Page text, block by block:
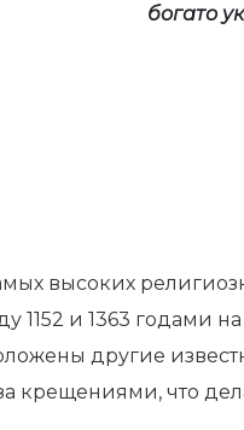
богато
высоких
и 1363 годами
другие
крещениями, что